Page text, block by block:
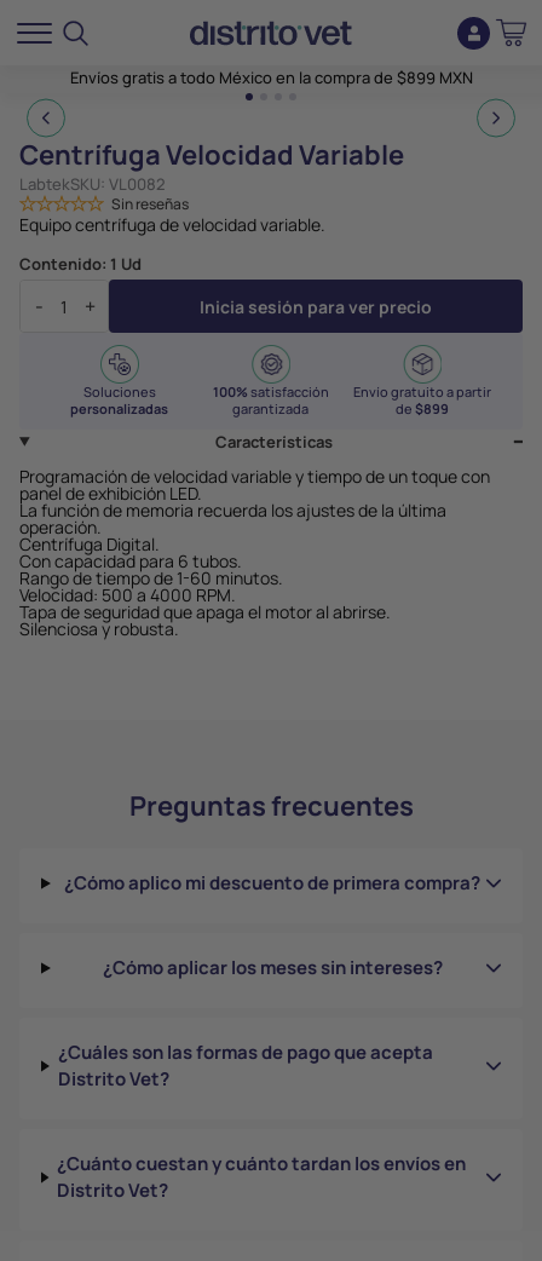
Envíos gratis a todo México en la compra de $899 MXN
1
Centrífuga Velocidad Variable
LabtekSKU: VL0082
Sin reseñas
Equipo centrífuga de velocidad variable.
Contenido: 1 Ud
- + Inicia sesión para ver precio
Soluciones
personalizadas
100% satisfacción
garantizada
Envío gratuito a partir
de$899
Características
Programación de velocidad variable y tiempo de un toque con
panel de exhibición LED.
La función de memoria recuerda los ajustes de la última
operación.
Centrífuga Digital.
Con capacidad para 6 tubos.
Rango de tiempo de 1-60 minutos.
Velocidad: 500 a 4000 RPM.
Tapa de seguridad que apaga el motor al abrirse.
Silenciosa y robusta.
Preguntas frecuentes
¿Cómo aplico mi descuento de primera compra?
¿Cómo aplicar los meses sin intereses?
¿Cuáles son las formas de pago que acepta
Distrito Vet?
¿Cuánto cuestan y cuánto tardan los envíos en
Distrito Vet?